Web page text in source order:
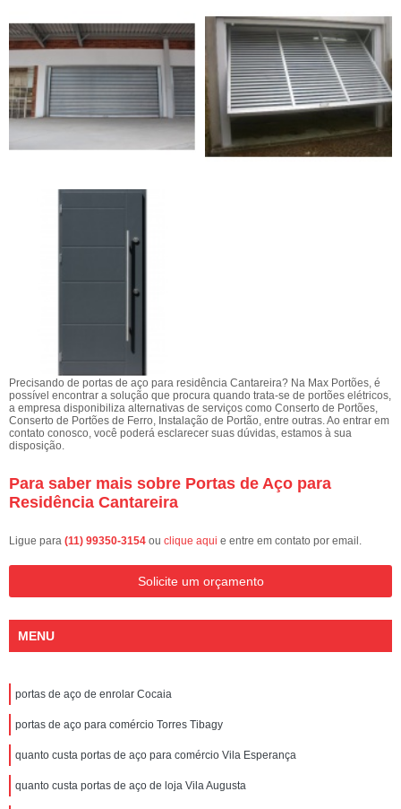
Precisando de portas de aço para residência Cantareira? Na Max Portões, é
possível encontrar a solução que procura quando trata-se de portões elétricos,
a empresa disponibiliza alternativas de serviços como Conserto de Portões,
Conserto de Portões de Ferro, Instalação de Portão, entre outras. Ao entrar em
contato conosco, você poderá esclarecer suas dúvidas, estamos à sua
disposição.
Para saber mais sobre Portas de Aço para
Residência Cantareira
Ligue para (11) 99350-3154 ou clique aqui e entre em contato por email.
Solicite um orçamento
MENU
portas de aço de enrolar Cocaia
portas de aço para comércio Torres Tibagy
quanto custa portas de aço para comércio Vila Esperança
quanto custa portas de aço de loja Vila Augusta